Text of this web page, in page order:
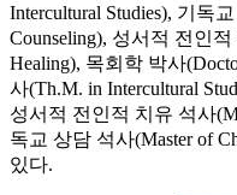
Intercultural Studies), 기독
Counseling), 성서적 전인
Healing), 목회학 박사
사(Th.M. in Intercultural
성서적 전인적 치유 석사
독교 상담 석사(Master of
있다.